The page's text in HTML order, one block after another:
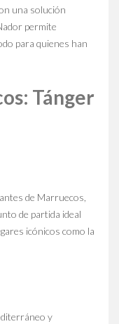
una solución
permite
para quienes han
Tánger
de Marruecos,
de partida ideal
icónicos como la
y